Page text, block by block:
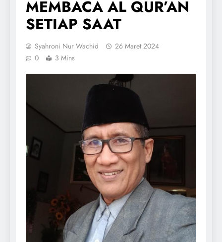
MEMBACA AL QUR’AN
SETIAP SAAT
Syahroni Nur Wachid
26 Maret 2024
0
3 Mins